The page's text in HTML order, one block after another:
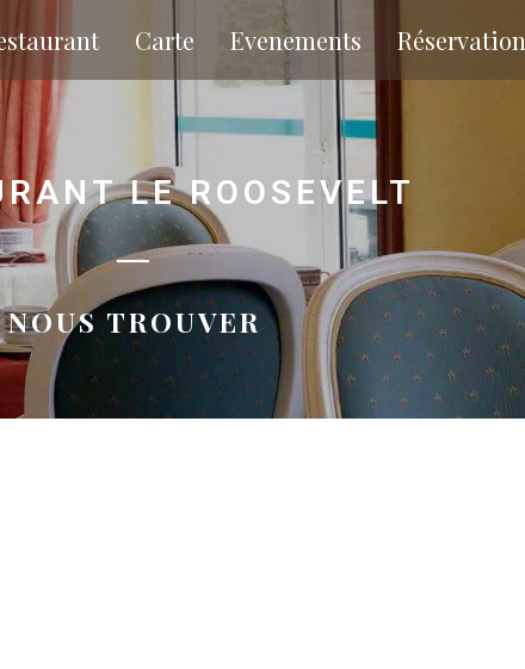
Carte Evenements Réservation
LE ROOSEVELT
—
NOUS TROUVER